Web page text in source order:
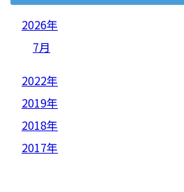
2026年
7月
2022年
2019年
2018年
2017年